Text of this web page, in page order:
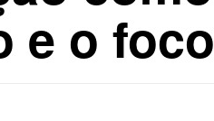
e o foco